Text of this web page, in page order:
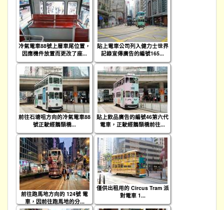
冷氣電車88號上層車尾位置，
因應機件放置而更改了座...
貼上電車公司列入健力士世界
記錄宣傳廣告的編號165...
前往石塘咀方向的冷氣電車88
號正駛經鵝頸橋...
貼上飲品廣告的編號46第六代
電車，正駛經鵝頸橋前往...
前往跑馬地方向的 124號 電
車，因前往跑馬地的分...
僅供出租用的 Circus Tram 派
對電車 1...